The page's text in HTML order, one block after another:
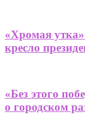
«Хромая
кресло
«Без этого
о городском